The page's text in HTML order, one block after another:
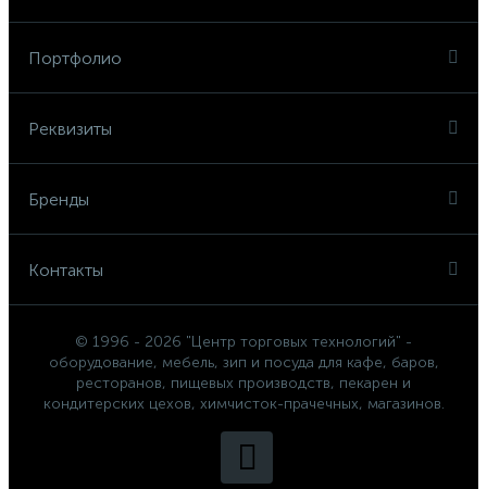
Портфолио
Реквизиты
Бренды
Контакты
© 1996 - 2026 "Центр торговых технологий" -
оборудование, мебель, зип и посуда для кафе, баров,
ресторанов, пищевых производств, пекарен и
кондитерских цехов, химчисток-прачечных, магазинов.